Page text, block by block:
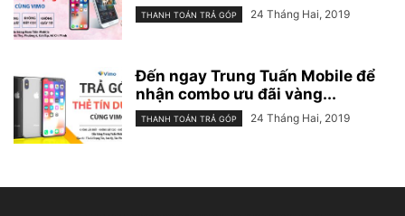
THANH TOÁN TRẢ GÓP 24 Tháng Hai, 2019
Đến ngay Trung Tuấn Mobile để
nhận combo ưu đãi vàng...
THANH TOÁN TRẢ GÓP 24 Tháng Hai, 2019